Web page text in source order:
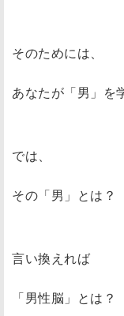
そのためには、
あなたが「男」を
では、
その「男」とは？
言い換えれば
「男性脳」とは？